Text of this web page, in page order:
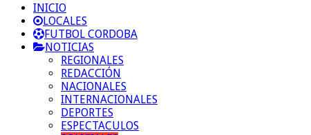
INICIO
LOCALES
FUTBOL CORDOBA
NOTICIAS
REGIONALES
REDACCIÓN
NACIONALES
INTERNACIONALES
DEPORTES
ESPECTACULOS